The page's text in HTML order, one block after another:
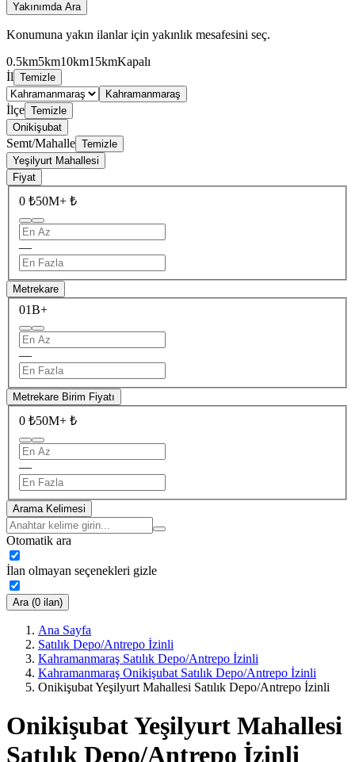
Yakınımda Ara
Konumuna yakın ilanlar için yakınlık mesafesini seç.
0.5km5km10km15kmKapalı
İl Temizle
Kahramanmaraş
İlçe Temizle
Onikişubat
Semt/Mahalle Temizle
Yeşilyurt Mahallesi
Fiyat
0 ₺50M+ ₺
—
Metrekare
01B+
—
Metrekare Birim Fiyatı
0 ₺50M+ ₺
—
Arama Kelimesi
Otomatik ara
İlan olmayan seçenekleri gizle
Ara (0 ilan)
Ana Sayfa
Satılık Depo/Antrepo İzinli
Kahramanmaraş Satılık Depo/Antrepo İzinli
Kahramanmaraş Onikişubat Satılık Depo/Antrepo İzinli
Onikişubat Yeşilyurt Mahallesi Satılık Depo/Antrepo İzinli
Onikişubat Yeşilyurt Mahallesi
Satılık Depo/Antrepo İzinli